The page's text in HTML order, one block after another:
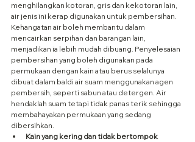
menghilangkan kotoran, gris dan kekotoran lain,
air jenis ini kerap digunakan untuk pembersihan.
Kehangatan air boleh membantu dalam
mencairkan serpihan dan barangan lain,
menjadikan ia lebih mudah dibuang. Penyelesaian
pembersihan yang boleh digunakan pada
permukaan dengan kain atau berus selalunya
dibuat dalam baldi air suam menggunakan agen
pembersih, seperti sabun atau detergen. Air
hendaklah suam tetapi tidak panas terik sehingga
membahayakan permukaan yang sedang
dibersihkan.
Kain yang kering dan tidak bertompok